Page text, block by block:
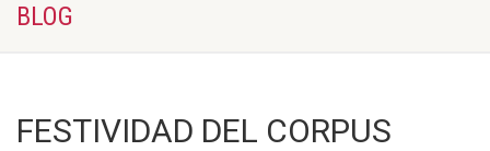
BLOG
FESTIVIDAD DEL CORPUS